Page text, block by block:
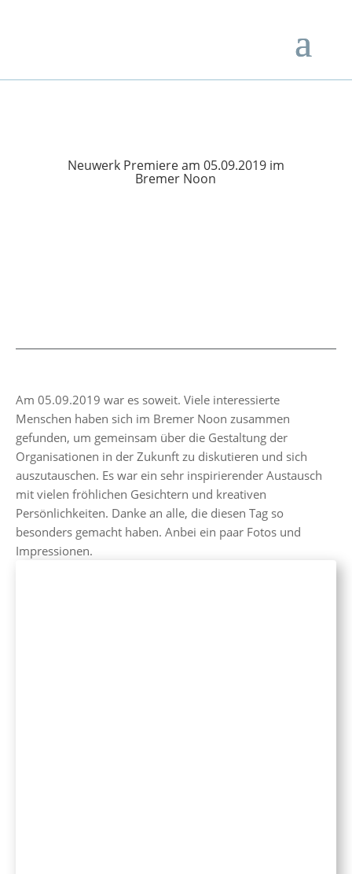
Neuwerk Premiere am 05.09.2019 im
Bremer Noon
Am 05.09.2019 war es soweit. Viele interessierte
Menschen haben sich im Bremer Noon zusammen
gefunden, um gemeinsam über die Gestaltung der
Organisationen in der Zukunft zu diskutieren und sich
auszutauschen. Es war ein sehr inspirierender Austausch
mit vielen fröhlichen Gesichtern und kreativen
Persönlichkeiten. Danke an alle, die diesen Tag so
besonders gemacht haben. Anbei ein paar Fotos und
Impressionen.